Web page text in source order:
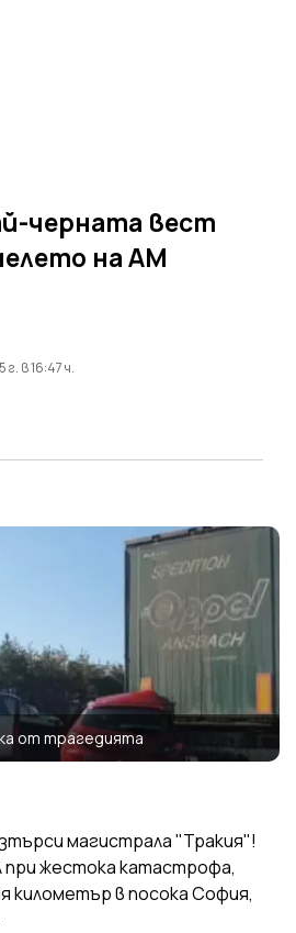
черната вест
на АМ
в 16:47 ч.
от трагедията
магистрала "Тракия"!
при жестока катастрофа,
километър в посока София,